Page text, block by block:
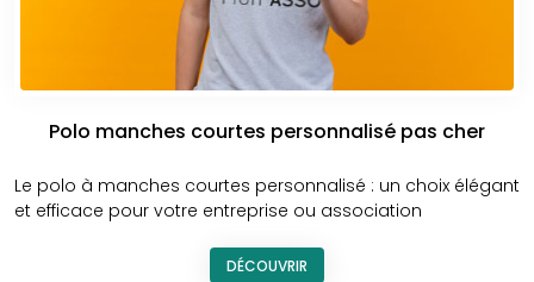
notre page dédiée à la
personnalisation des polos
ainsi que le
polo manches longues
Polo manches courtes personnalisé pas cher
Le polo à manches courtes personnalisé : un choix élégant
et efficace pour votre entreprise ou association
DÉCOUVRIR